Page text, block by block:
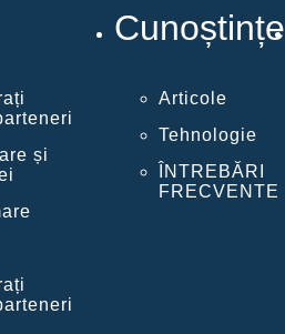
și
Cunoștințe
Articole
Tehnologie
ÎNTREBĂRI
FRECVENTE